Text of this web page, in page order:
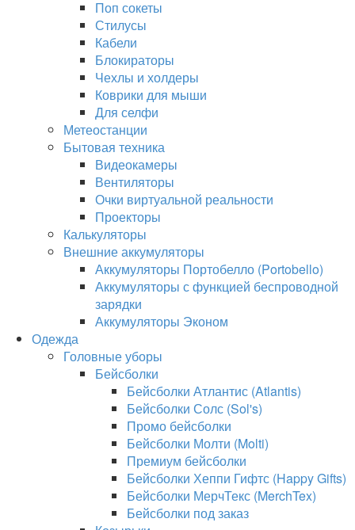
Поп сокеты
Стилусы
Кабели
Блокираторы
Чехлы и холдеры
Коврики для мыши
Для селфи
Метеостанции
Бытовая техника
Видеокамеры
Вентиляторы
Очки виртуальной реальности
Проекторы
Калькуляторы
Внешние аккумуляторы
Аккумуляторы Портобелло (Portobello)
Аккумуляторы с функцией беспроводной
зарядки
Аккумуляторы Эконом
Одежда
Головные уборы
Бейсболки
Бейсболки Атлантис (Atlantis)
Бейсболки Солс (Sol's)
Промо бейсболки
Бейсболки Молти (Molti)
Премиум бейсболки
Бейсболки Хеппи Гифтс (Happy Gifts)
Бейсболки МерчТекс (MerchTex)
Бейсболки под заказ